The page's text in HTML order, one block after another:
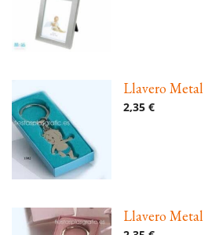
Llavero Metal
2,35 €
Llavero Metal